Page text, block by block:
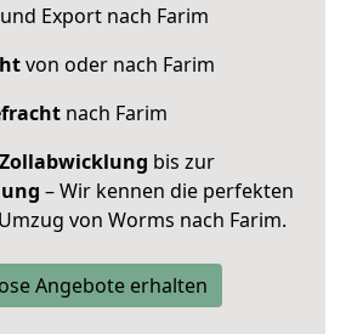
und Export nach Farim
von oder nach Farim
nach Farim
Zollabwicklung bis zur
– Wir kennen die perfekten
von Worms nach Farim.
Angebote erhalten